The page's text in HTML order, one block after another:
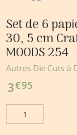
Set de 6
30, 5 cm
MOODS 254
Autres Die Cuts à
3€95